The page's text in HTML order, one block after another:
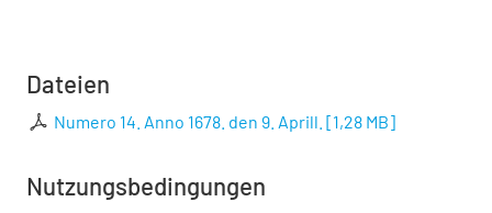
Dateien
Numero 14. Anno 1678. den 9. Aprill. [1,28 MB]
Nutzungsbedingungen